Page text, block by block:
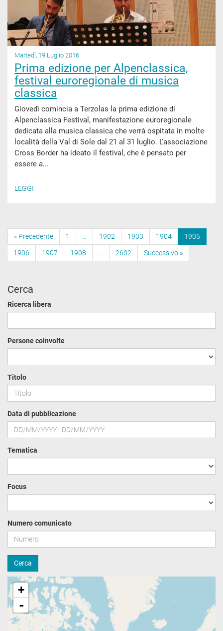
Martedì, 19 Luglio 2016
Prima edizione per Alpenclassica,
festival euroregionale di musica
classica
Giovedì comincia a Terzolas la prima edizione di
Alpenclassica Festival, manifestazione euroregionale
dedicata alla musica classica che verrà ospitata in molte
località della Val di Sole dal 21 al 31 luglio. L'associazione
Cross Border ha ideato il festival, che è pensato per
essere a...
LEGGI
« Precedente 1 1902 1903 1904 1905
1906 1907 1908 2602 Successivo »
Cerca
Ricerca libera
Persone coinvolte
Titolo
Data di pubblicazione
Tematica
Focus
Numero comunicato
Cerca
+
-